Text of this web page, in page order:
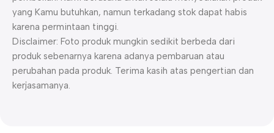
yang Kamu butuhkan, namun terkadang stok dapat habis
karena permintaan tinggi.
Disclaimer: Foto produk mungkin sedikit berbeda dari
produk sebenarnya karena adanya pembaruan atau
perubahan pada produk. Terima kasih atas pengertian dan
kerjasamanya.